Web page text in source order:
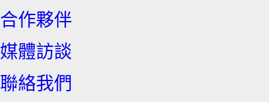
合作夥伴
媒體訪談
聯絡我們